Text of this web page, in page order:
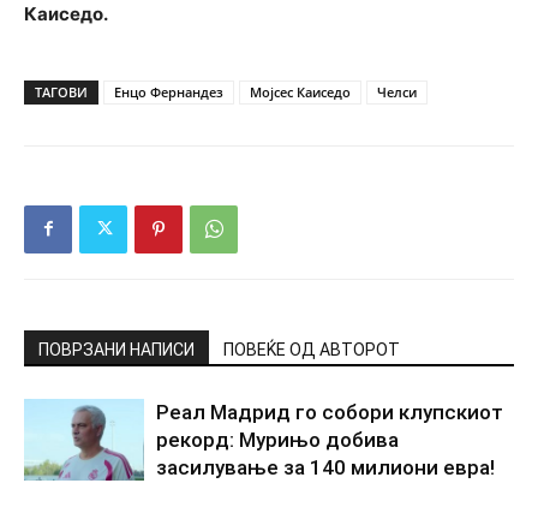
Каиседо.
ТАГОВИ Енцо Фернандез Мојсес Каиседо Челси
ПОВРЗАНИ НАПИСИ ПОВЕЌЕ ОД АВТОРОТ
Реал Мадрид го собори клупскиот
рекорд: Мурињо добива
засилување за 140 милиони евра!